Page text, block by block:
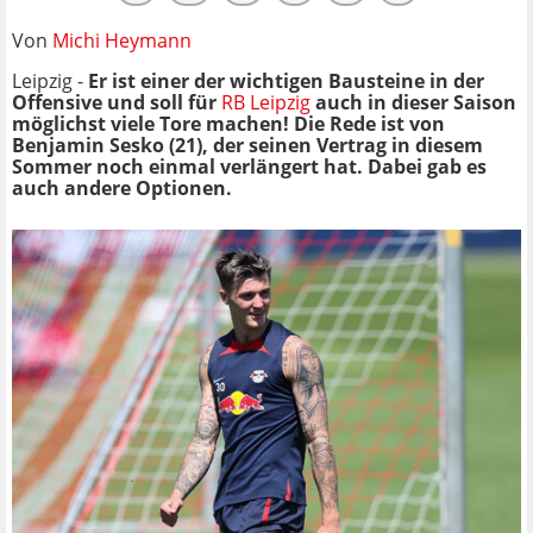
Von Michi Heymann
Leipzig - Er ist einer der wichtigen Bausteine in der
Offensive und soll für RB Leipzigauch in dieser Saison
möglichst viele Tore machen! Die Rede ist von
Benjamin Sesko (21), der seinen Vertrag in diesem
Sommer noch einmal verlängert hat. Dabei gab es
auch andere Optionen.